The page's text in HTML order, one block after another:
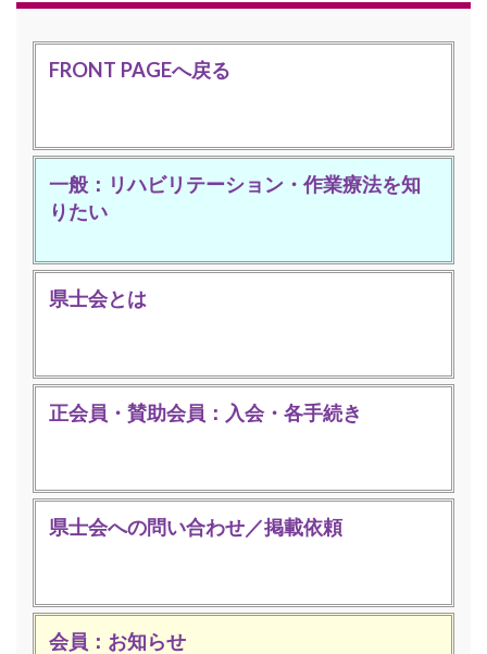
FRONT PAGEへ戻る
一般：リハビリテーション・作業療法を知
りたい
県士会とは
正会員・賛助会員：入会・各手続き
県士会への問い合わせ／掲載依頼
会員：お知らせ